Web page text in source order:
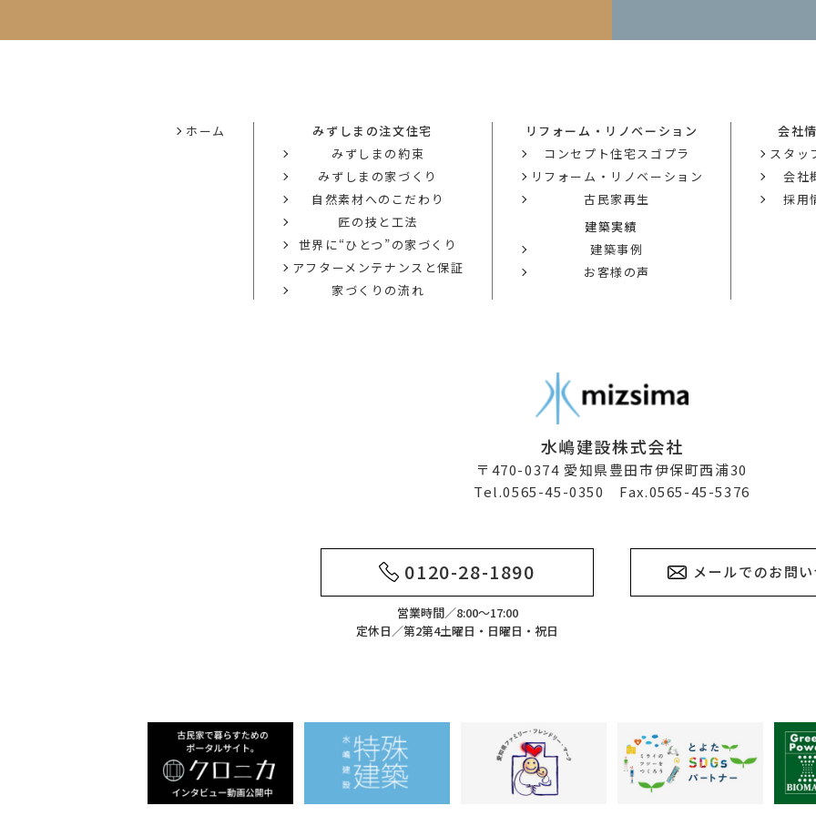
ホーム
みずしまの注文住宅
みずしまの約束
みずしまの家づくり
自然素材へのこだわり
匠の技と工法
世界に“ひとつ”の家づくり
アフターメンテナンスと保証
家づくりの流れ
リフォーム・リノベーション
コンセプト住宅スゴプラ
リフォーム・リノベーション
古民家再生
建築実績
建築事例
お客様の声
会社
スタッ
会社
採用
水嶋建設株式会社
〒470-0374 愛知県豊田市伊保町西浦30
Tel.0565-45-0350 Fax.0565-45-5376
0120-28-1890
営業時間／8:00～17:00
定休日／第2第4土曜日・日曜日・祝日
メールでのお問